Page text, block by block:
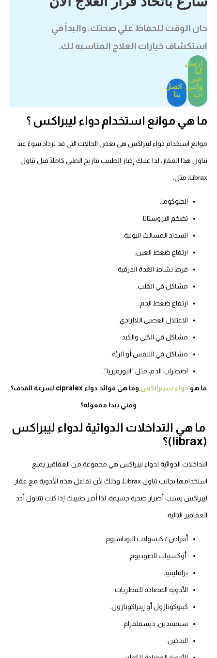
حان الوقت للحفاظ علي صحتك، والبدأ في
استكشاف خيارات العلاج المناسبه لك.
ارسل
لنا
عبر
واتس
اَب
اتصل
بنا
ما هي موانع استخدام دواء ليبراكس ؟
موانع استخدام دواء ليبراكس هي بعض الحالات التي قد تزداد سوءً عند
تناول هذا العقار، لذا عليك إخبار الطبيب بتاريخ الطبي كاملًا قبل تناول
Librax، مثل:
الجلوكوما.
تضخم البروستاتا.
انسداد المسالك البولية.
ارتفاع ضغط العين.
فرط نشاط الغدة الدرقية.
مشاكل في القلب.
ارتفاع ضغط الدم.
الاعتلال العصبي اللاإرادي.
مشاكل في الكلى والكبد.
مشاكل في التنفس أو الرئة.
اضطراب الدم، مثل “البورفيريا”.
ما هو دواء سيبرالكس وما هى فوائد دواء cipralex لسرعة القذف؟
ومتي يبدا مفعوله؟
ما هي التداخلات الدوائية لدواء ليبراكس
(librax)؟
التداخلات الدوائية لدواء ليبراكس هي مجموعة من العقاقير يمنع
استخدامها بجانب تناول Librax، وذلك لأن تفاعل هذه الأدوية مع عقار
ليبراكس يسبب أضرار صحية جسيمة، لذا أخبر طبيبك إذا كنت تتناول أحد
العقاقير التالية:
أقراص / كبسولات البوتاسيوم.
أوكسيبات الصوديوم.
براملينتيد.
الأدوية المضادة للفطريات.
كيتوكونازول أو إيتراكونازول.
سيميتيدين، ديسفلفرام.
التدخين.